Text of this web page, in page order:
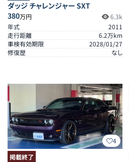
ダッジ チャレンジャー SXT
380万円
6.3k
年式
2011
走行距離
6.2万km
車検有効期限
2028/01/27
修復歴
なし
4
掲載終了